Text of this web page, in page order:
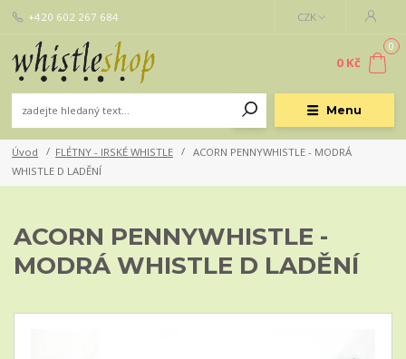
Menu
CZK
+420 602 267 684
0
0 Kč
Úvod FLÉTNY - IRSKÉ WHISTLE
ACORN PENNYWHISTLE - MODRÁ
WHISTLE D LADĚNÍ
ACORN PENNYWHISTLE -
MODRÁ WHISTLE D LADĚNÍ